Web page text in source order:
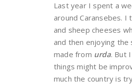
Last year I spent a
around Caransebes. I
and sheep cheeses
and then enjoying the
made from urda. But
things might be
much the country is